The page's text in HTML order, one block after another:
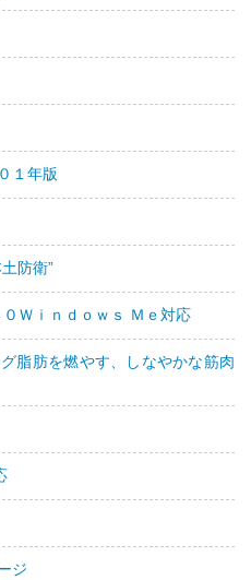
１年版
防衛”
Ｗｉｎｄｏｗｓ Ｍｅ対応
脂肪を燃やす、しなやかな筋肉
ジ